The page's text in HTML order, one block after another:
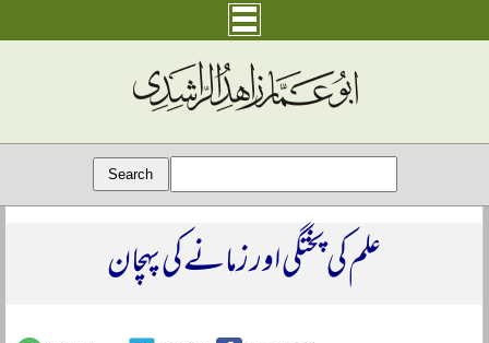
علم کی پختگی اور زمانے کی پہچان